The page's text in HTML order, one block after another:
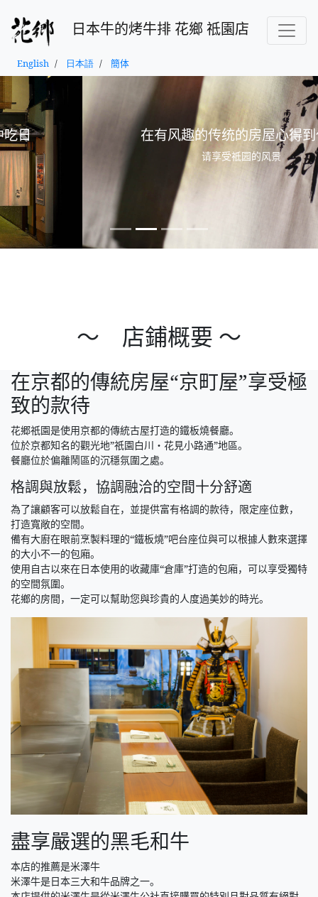
日本牛的烤牛排 花鄉 祗園店
English 日本語 簡体
在有风趣的传统的房屋心得到休息
请享受祗园的风景
Previous Next
～ 店鋪概要 ～
在京都的傳統房屋“京町屋”享受極
致的款待
花郷祇園是使用京都的傳統古屋打造的鐵板燒餐廳。
位於京都知名的觀光地”祇園白川・花見小路通”地區。
餐廳位於偏離鬧區的沉穩氛圍之處。
格調與放鬆，協調融洽的空間十分舒適
為了讓顧客可以放鬆自在，並提供富有格調的款待，限定座位數，
打造寬敞的空間。
備有大廚在眼前烹製料理的“鐵板燒”吧台座位與可以根據人數來選擇
的大小不一的包廂。
使用自古以來在日本使用的收藏庫“倉庫”打造的包廂，可以享受獨特
的空間氛圍。
花鄉的房間，一定可以幫助您與珍貴的人度過美妙的時光。
盡享嚴選的黑毛和牛
本店的推薦是米澤牛
米澤牛是日本三大和牛品牌之一。